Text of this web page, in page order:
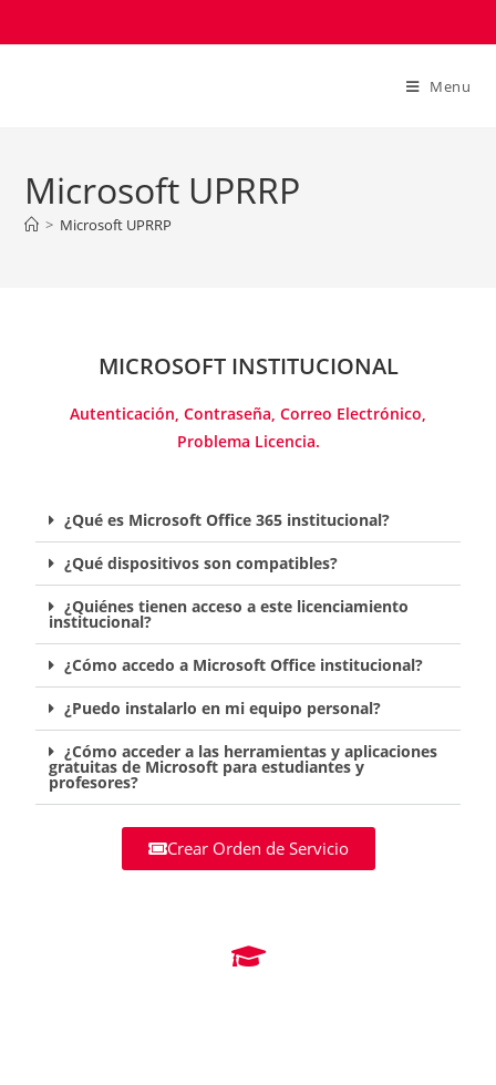
Menu
Microsoft UPRRP
> Microsoft UPRRP
MICROSOFT INSTITUCIONAL
Autenticación, Contraseña, Correo Electrónico,
Problema Licencia.
¿Qué es Microsoft Office 365 institucional?
¿Qué dispositivos son compatibles?
¿Quiénes tienen acceso a este licenciamiento
institucional?
¿Cómo accedo a Microsoft Office institucional?
¿Puedo instalarlo en mi equipo personal?
¿Cómo acceder a las herramientas y aplicaciones
gratuitas de Microsoft para estudiantes y
profesores?
Crear Orden de Servicio